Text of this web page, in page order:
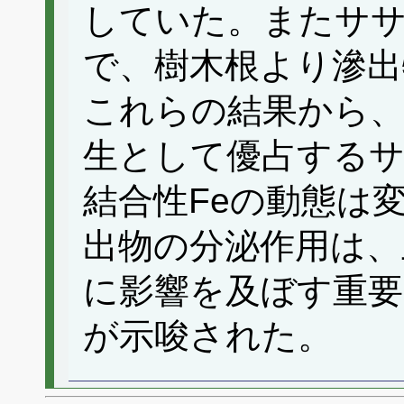
していた。またサ
で、樹木根より滲
これらの結果から
生として優占する
結合性Feの動態は
出物の分泌作用は
に影響を及ぼす重
が示唆された。